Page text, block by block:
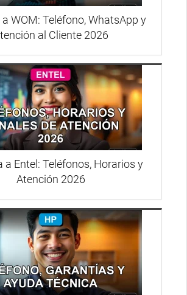
WOM: Teléfono, WhatsApp y
al Cliente 2026
a Entel: Teléfonos, Horarios y
Atención 2026